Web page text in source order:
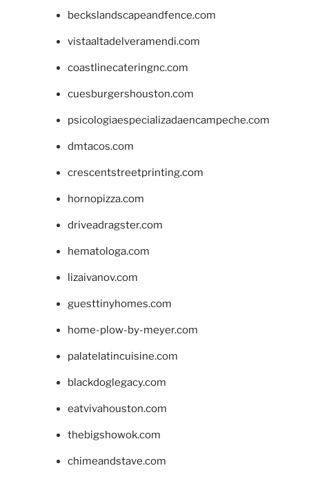
beckslandscapeandfence.com
vistaaltadelveramendi.com
coastlinecateringnc.com
cuesburgershouston.com
psicologiaespecializadaencampeche.com
dmtacos.com
crescentstreetprinting.com
hornopizza.com
driveadragster.com
hematologa.com
lizaivanov.com
guesttinyhomes.com
home-plow-by-meyer.com
palatelatincuisine.com
blackdoglegacy.com
eatvivahouston.com
thebigshowok.com
chimeandstave.com